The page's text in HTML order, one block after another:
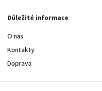
Důležité informace
O nás
Kontakty
Doprava